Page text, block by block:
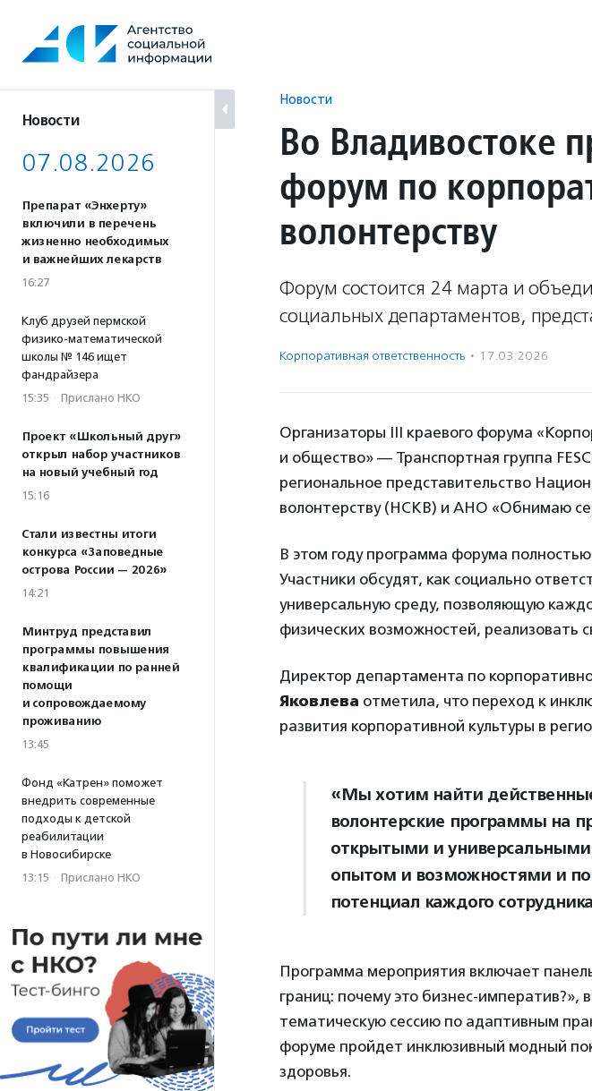
содержанию
Новости
07.08.2026
Препарат «Энхерту»
включили в перечень
жизненно необходимых
и важнейших лекарств
16:27
Клуб друзей пермской
физико-математической
школы № 146 ищет
фандрайзера
15:35 · Прислано НКО
Проект «Школьный друг»
открыл набор участников
на новый учебный год
15:16
Стали известны итоги
конкурса «Заповедные
острова России — 2026»
14:21
Минтруд представил
программы повышения
квалификации по ранней
помощи
и сопровождаемому
проживанию
13:45
Фонд «Катрен» поможет
внедрить современные
подходы к детской
реабилитации
в Новосибирске
13:15 · Прислано НКО
Новости
Во Владивостоке
форум по
волонтерству
Форум состоится 24 марта и
социальных департаментов,
Корпоративная ответственность · 17.03.2026
Организаторы III краевого форума
и общество» — Транспортная группа
региональное представительство
волонтерству (НСКВ) и АНО «Обнимаю
В этом году программа форума
Участники обсудят, как социально
универсальную среду, позволяющую
физических возможностей, реализовать
Директор департамента по
Яковлева отметила, что переход к
развития корпоративной культуры в
«Мы хотим найти
волонтерские программы на
открытыми и
опытом и возможностями и
потенциал каждого
Программа мероприятия включает
границ: почему это бизнес-императив?»,
тематическую сессию по адаптивным
форуме пройдет инклюзивный модный
здоровья.